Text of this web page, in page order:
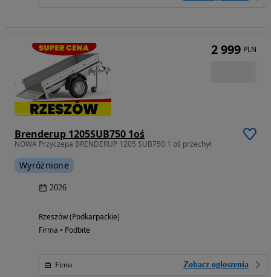
Brenderup 1205SUB750 1oś
NOWA Przyczepa BRENDERUP 1205 SUB750 1 oś przechył
Wyróżnione
2026
Rzeszów (Podkarpackie)
Firma • Podbite
Firma Zobacz ogłoszenia
2 999 PLN